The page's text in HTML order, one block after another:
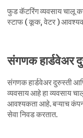
फुड कॅटरिंग व्यवसाय चालू
स्टाफ ( कूक, वेटर )
संगणक हार्डवेअर
संगणक हार्डवेअर दुरुस्ती
व्यवसाय आहे हा व्यवसाय
आवश्यकता आहे. बऱ्याच
सेवा निवड करतात.